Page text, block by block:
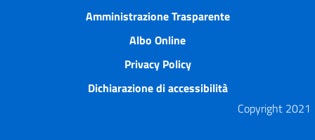
Amministrazione Trasparente
Albo Online
Privacy Policy
Dichiarazione di accessibilità
Copyright 2021